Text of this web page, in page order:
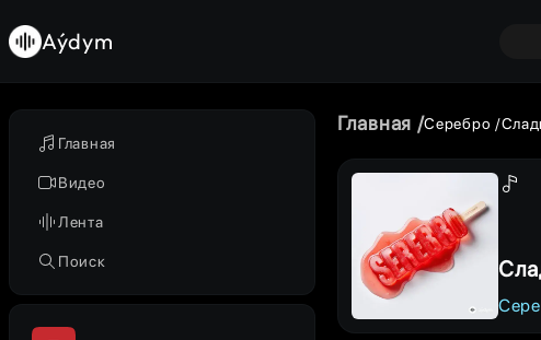
Главная
Видео
Лента
Поиск
Aýdym
Главная Серебро